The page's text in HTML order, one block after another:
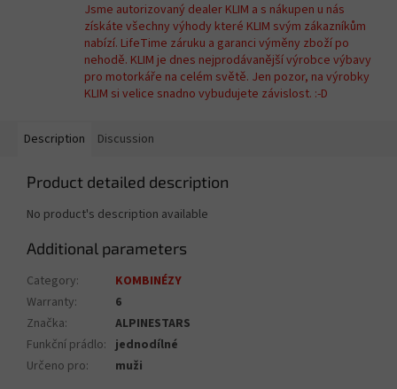
Jsme autorizovaný dealer KLIM a s nákupen u nás
získáte všechny výhody které KLIM svým zákazníkům
nabízí. LifeTime záruku a garanci výměny zboží po
nehodě. KLIM je dnes nejprodávanější výrobce výbavy
pro motorkáře na celém světě. Jen pozor, na výrobky
KLIM si velice snadno vybudujete závislost. :-D
Description Discussion
Product detailed description
No product's description available
Additional parameters
Category:
KOMBINÉZY
Warranty:
6
Značka:
ALPINESTARS
Funkční prádlo: jednodílné
Určeno pro: muži